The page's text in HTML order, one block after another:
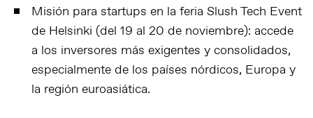
Misión para startups en la feria Slush Tech Event
de Helsinki (del 19 al 20 de noviembre): accede
a los inversores más exigentes y consolidados,
especialmente de los países nórdicos, Europa y
la región euroasiática.